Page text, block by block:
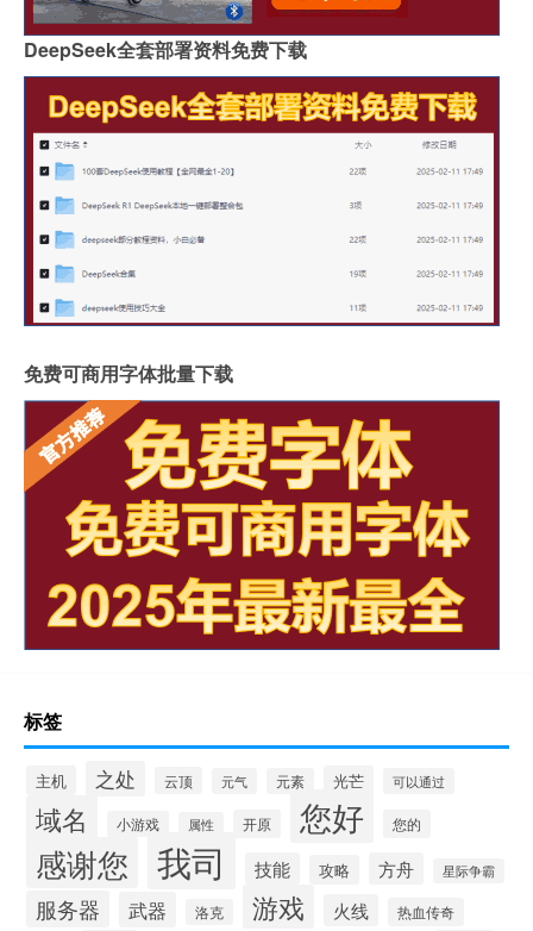
DeepSeek全套部署资料免费下载
免费可商用字体批量下载
标签
主机 之处 云顶 元气 元素 光芒 可以通过
域名 小游戏 属性 开原 您好 您的
感谢您 我司 技能 攻略 方舟 星际争霸
服务器 武器 洛克 游戏 火线 热血传奇